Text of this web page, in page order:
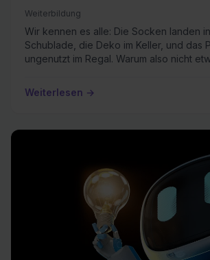
Weiterbildung
Wir kennen es alle: Die Socken landen
Schublade, die Deko im Keller, und das
ungenutzt im Regal. Warum also nicht
Weiterlesen →